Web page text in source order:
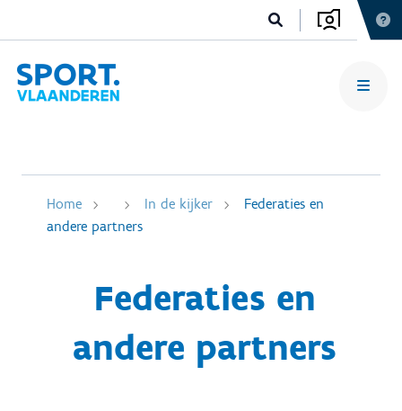
Home In de kijker
Federaties en
andere partners
Federaties en
andere partners